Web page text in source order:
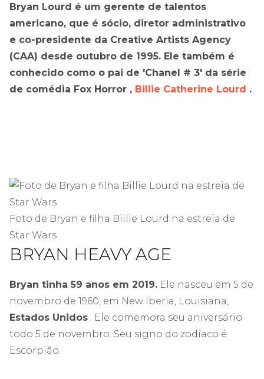
Bryan Lourd é um gerente de talentos
americano, que é sócio, diretor administrativo
e co-presidente da Creative Artists Agency
(CAA) desde outubro de 1995. Ele também é
conhecido como o pai de 'Chanel # 3' da série
de comédia Fox Horror , Billie Catherine Lourd .
Foto de Bryan e filha Billie Lourd na estreia de
Star Wars
BRYAN HEAVY AGE
Bryan tinha 59 anos em 2019. Ele nasceu em 5 de
novembro de 1960, em New Iberia, Louisiana,
Estados Unidos . Ele comemora seu aniversário
todo 5 de novembro. Seu signo do zodíaco é
Escorpião.